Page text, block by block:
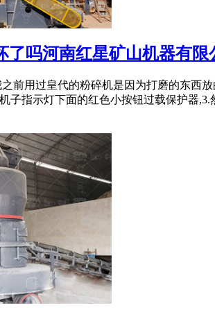
了吗河南红星矿山机器有限
前用过皇代的粉碎机是因为打磨的东西
子指示灯下面的红色小按钮过载保护器